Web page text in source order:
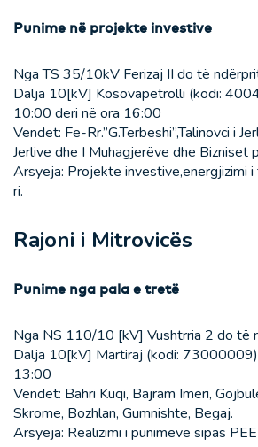
Punime në projekte investive
Nga TS 35/10kV Ferizaj II do të
Dalja 10[kV] Kosovapetrolli (kodi:
10:00 deri në ora 16:00
Vendet: Fe-Rr.”G.Terbeshi”,Talinovci i
Jerlive dhe I Muhagjerëve dhe Bizniset
Arsyeja: Projekte investive,energjizimi
ri.
Rajoni i Mitrovicës
Punime nga pala e tretë
Nga NS 110/10 [kV] Vushtrria 2 do të
Dalja 10[kV] Martiraj (kodi:
13:00
Vendet: Bahri Kuqi, Bajram Imeri,
Skrome, Bozhlan, Gumnishte, Begaj.
Arsyeja: Realizimi i punimeve sipas PEE